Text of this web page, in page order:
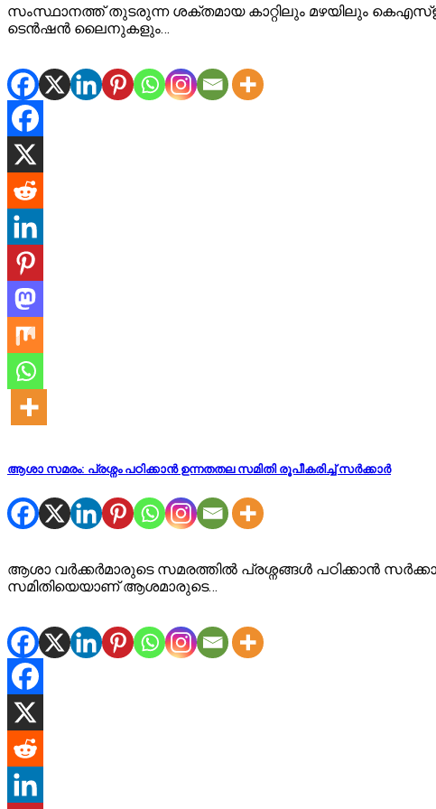
സംസ്ഥാനത്ത് തുടരുന്ന ശക്തമായ കാറ്റിലും മഴയിലും
ടെൻഷൻ ലൈനുകളും…
ആശാ സമരം: പ്രശ്നം പഠിക്കാൻ ഉന്നതതല സമിതി രൂപീകരിച്ച് സർക്കാർ
ആശാ വര്‍ക്കര്‍മാരുടെ സമരത്തിൽ പ്രശ്നങ്ങള്‍ പഠിക്കാൻ
സമിതിയെയാണ് ആശമാരുടെ…